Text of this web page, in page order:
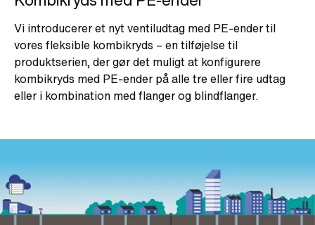
Vi introducerer et nyt ventiludtag med PE-ender til
vores fleksible kombikryds – en tilføjelse til
produktserien, der gør det muligt at konfigurere
kombikryds med PE-ender på alle tre eller fire udtag
eller i kombination med flanger og blindflanger.